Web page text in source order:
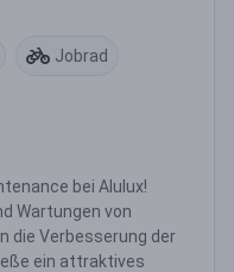
Jobrad
bei Alulux!
Wartungen von
die Verbesserung der
ein attraktives